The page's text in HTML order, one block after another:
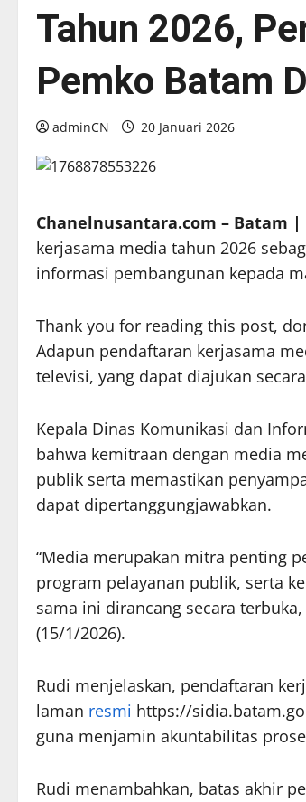
Tahun 2026,
Pemko Batam
adminCN 20 Januari 2026
Chanelnusantara.com – Batam |
kerjasama media tahun 2026
informasi pembangunan kepada
Thank you for reading this post,
Adapun pendaftaran kerjasama
televisi, yang dapat diajukan
Kepala Dinas Komunikasi dan
bahwa kemitraan dengan media
publik serta memastikan
dapat dipertanggungjawabkan.
“Media merupakan mitra penting
program pelayanan publik, serta
sama ini dirancang secara
(15/1/2026).
Rudi menjelaskan, pendaftaran
laman resmi https://
guna menjamin akuntabilitas
Rudi menambahkan, batas akhir